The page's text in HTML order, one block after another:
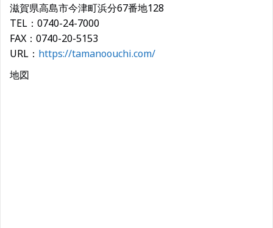
滋賀県高島市今津町浜分67番地128
TEL：0740-24-7000
FAX：0740-20-5153
URL： https://tamanoouchi.com/
地図